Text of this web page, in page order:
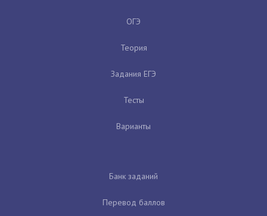
ОГЭ
Теория
Задания ЕГЭ
Тесты
Варианты
Банк заданий
Перевод баллов